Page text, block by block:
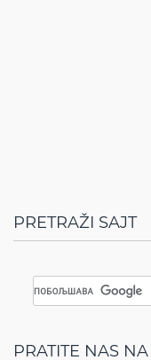
PRETRAŽI SAJT
PRATITE NAS